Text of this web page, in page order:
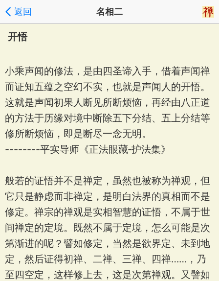
返回 名相二
开悟
小乘声闻的修法，是由四圣谛入手，借着声闻禅
而证知五蕴之空幻不实，也就是声闻人的开悟。
这就是声闻初果人断见所断烦恼，再经由八正道
的方法于历缘对境中断除五下分结、五上分结等
修所断烦恼，即是断尽一念无明。
--------平实导师《正法眼藏‐护法集》
般若的证悟并不是禅定，虽然也被称为禅观，但
它只是静虑而非禅定，是明白法界的真相而不是
修定。禅宗的禅观是实相智慧的证悟，不属于世
间禅定的定境。既然不属于定境，怎么可能是次
第渐进的呢？譬如修定，当然是欲界定、未到地
定，然后证得初禅、二禅、三禅、四禅……，乃
至四空定，这样修上去，这是次第禅观。又譬如